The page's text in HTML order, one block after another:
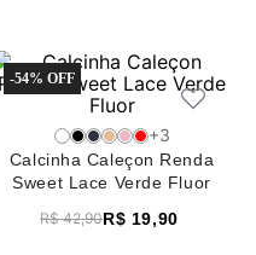
-54%
Calcinha Caleçon Renda
Sweet Lace Verde Fluor
R$ 42,90R$ 19,90
+3